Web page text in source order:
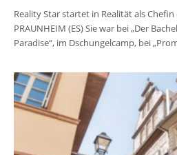
Reality Star startet in Realität als
PRAUNHEIM (ES) Sie war bei „Der
Paradise“, im Dschungelcamp, bei